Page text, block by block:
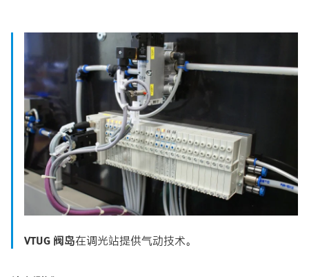
VTUG 阀岛在调光站提供气动技术。